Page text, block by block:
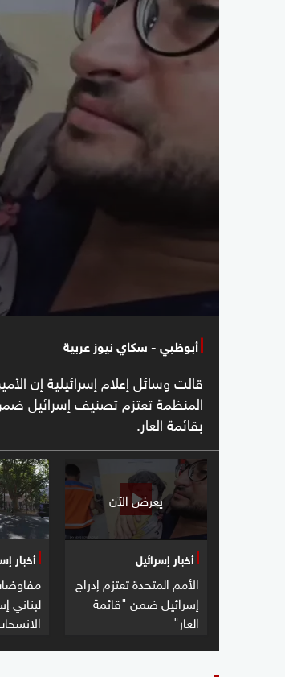
أبوظبي - سكاي نيوز عربية
قالت وسائل إعلام إسرائيلية إن
المنظمة تعتزم تصنيف إسرائيل
بقائمة العار.
يعرض الآن
أخبار إسرائيل
الأمم المتحدة تعتزم إدراج
إسرائيل ضمن "قائمة
العار"
أخبار
لبناني